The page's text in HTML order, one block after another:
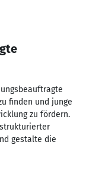
finden und junge
zu fördern.
gestalte die